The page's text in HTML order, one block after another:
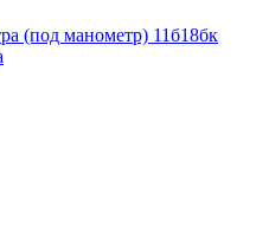
(под манометр) 11б18бк